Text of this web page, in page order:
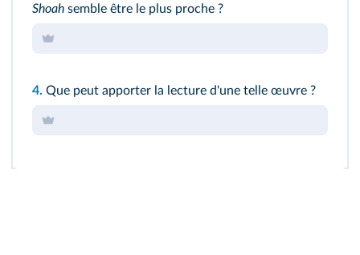
Shoah semble être le plus proche ?
4. Que peut apporter la lecture d'une telle œuvre ?